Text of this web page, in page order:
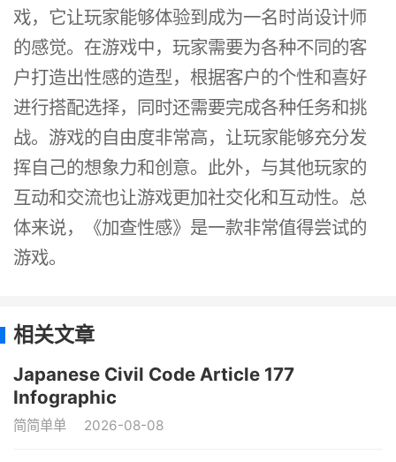
戏，它让玩家能够体验到成为一名时尚设计师
的感觉。在游戏中，玩家需要为各种不同的客
户打造出性感的造型，根据客户的个性和喜好
进行搭配选择，同时还需要完成各种任务和挑
战。游戏的自由度非常高，让玩家能够充分发
挥自己的想象力和创意。此外，与其他玩家的
互动和交流也让游戏更加社交化和互动性。总
体来说，《加查性感》是一款非常值得尝试的
游戏。
相关文章
Japanese Civil Code Article 177
Infographic
简简单单 2026-08-08